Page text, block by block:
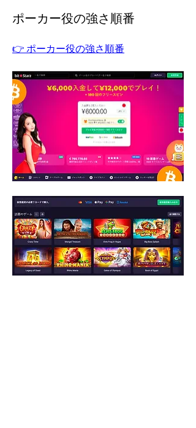
ポーカー役の強さ順番
👉 ポーカー役の強さ順番